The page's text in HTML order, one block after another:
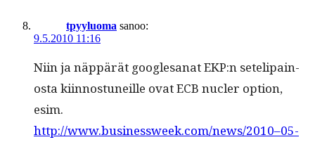
tpyyluoma sanoo:
9.5.2010 11:16
Niin ja näp­pärät google­sanat EKP:n setelipain­
os­ta kiin­nos­tuneille ovat ECB nucler option,
esim.
http://www.businessweek.com/news/2010–05-